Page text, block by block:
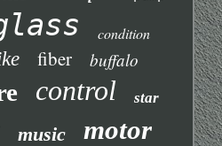
condition
fiber buffalo
control star
music motor